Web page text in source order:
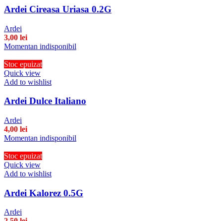
Ardei Cireasa Uriasa 0.2G
Ardei
3,00 lei
Momentan indisponibil
Stoc epuizat
Quick view
Add to wishlist
Ardei Dulce Italiano
Ardei
4,00 lei
Momentan indisponibil
Stoc epuizat
Quick view
Add to wishlist
Ardei Kalorez 0.5G
Ardei